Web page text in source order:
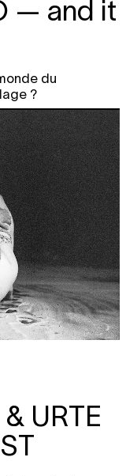
— and it
du
?
URTE